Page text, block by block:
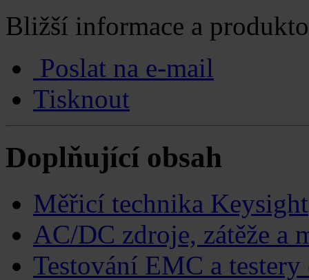
Bližší informace a
Poslat na e-mail
Tisknout
Doplňující obsah
Měřicí technika Keysight
AC/DC zdroje, zátěže a
Testování EMC a